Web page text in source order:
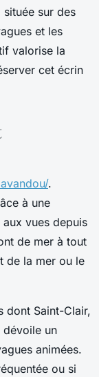
située sur des
et les
valorise la
cet écrin
.
à une
vues depuis
de mer à tout
de la mer ou le
dont Saint-Clair,
dévoile un
animées.
ou si